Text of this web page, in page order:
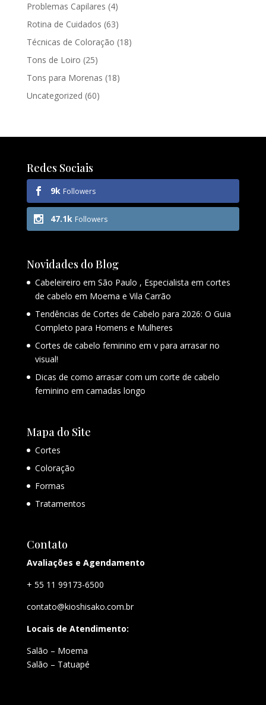
Problemas Capilares (4)
Rotina de Cuidados (63)
Técnicas de Coloração (18)
Tons de Loiro (25)
Tons para Morenas (18)
Uncategorized (60)
Redes Sociais
9k Followers
47.1k Followers
Novidades do Blog
Cabeleireiro em São Paulo , Especialista em cortes
de cabelo em Moema e Vila Carrão
Tendências de Cortes de Cabelo para 2026: O Guia
Completo para Homens e Mulheres
Cortes de cabelo feminino em v para arrasar no
visual!
Dicas de como arrasar com um corte de cabelo
feminino em camadas longo
Mapa do Site
Cortes
Coloração
Formas
Tratamentos
Contato
Avaliações e Agendamento
+ 55 11 99173-6500
contato@kioshisako.com.br
Locais de Atendimento:
Salão – Moema
Salão – Tatuapé